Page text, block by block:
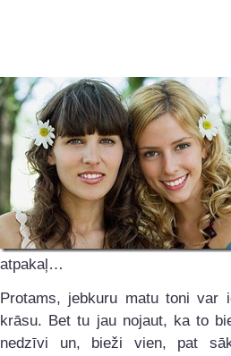
atpakaļ…
Protams, jebkuru matu toni var
krāsu. Bet tu jau nojaut, ka to
nedzīvi un, bieži vien, pat